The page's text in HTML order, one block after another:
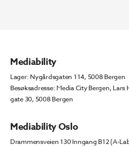
Mediability
Lager: Nygårdsgaten 114, 5008 Bergen
Besøksadresse: Media City Bergen, Lars
gate 30, 5008 Bergen
Mediability Oslo
Drammensveien 130 Inngang B12 (A-